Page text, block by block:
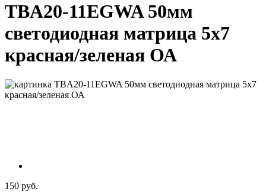
TBA20-11EGWA 50мм
светодиодная матрица 5х7
красная/зеленая ОА
150 руб.